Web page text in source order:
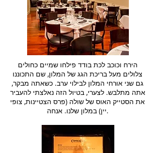
הירח וכוכב לכת בודד פילחו שמיים כחולים
צלולים מעל בריכת הגג של המלון, שם התכוננו
גם שני אורחי המלון לבילוי ערב. כשאתה מבקר,
אתה מתלבש. לצערי, בטיול הזה נאלצתי להעביר
את הסטייק האוס של שולה (פרס הצטיינות, צופי
יין) במלון שלנו. אנחה.